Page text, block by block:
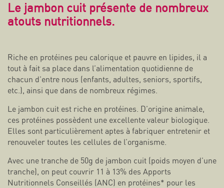
Le jambon cuit présente de nombreux
atouts nutritionnels.
Riche en protéines peu calorique et pauvre en lipides, il a
tout à fait sa place dans l’alimentation quotidienne de
chacun d’entre nous (enfants, adultes, seniors, sportifs,
etc.), ainsi que dans de nombreux régimes.
Le jambon cuit est riche en protéines. D’origine animale,
ces protéines possèdent une excellente valeur biologique.
Elles sont particulièrement aptes à fabriquer entretenir et
renouveler toutes les cellules de l’organisme.
Avec une tranche de 50g de jambon cuit (poids moyen d’une
tranche), on peut couvrir 11 à 13% des Apports
Nutritionnels Conseillés (ANC) en protéines* pour les